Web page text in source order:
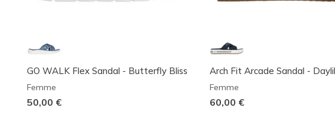
GO WALK Flex Sandal - Butterfly Bliss
Femme
50,00 €
Arch Fit Arcade Sandal -
Femme
60,00 €